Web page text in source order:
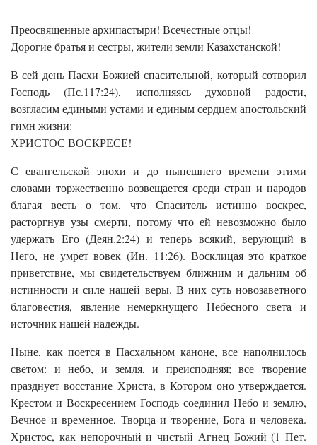
Преосвященные архипастыри! Всечестные отцы!
Дорогие братья и сестры, жители земли Казахстанской!
В сей день Пасхи Божией спасительной, который сотворил
Господь (Пс.117:24), исполняясь духовной радости,
возгласим едиными устами и единым сердцем апостольский
гимн жизни:
ХРИСТОС ВОСКРЕСЕ!
С евангельской эпохи и до нынешнего времени этими
словами торжественно возвещается среди стран и народов
благая весть о том, что Спаситель истинно воскрес,
расторгнув узы смерти, потому что ей невозможно было
удержать Его (Деян.2:24) и теперь всякий, верующий в
Него, не умрет вовек (Ин. 11:26). Восклицая это краткое
приветствие, мы свидетельствуем ближним и дальним об
истинности и силе нашей веры. В них суть новозаветного
благовестия, явление немеркнущего Небесного света и
источник нашей надежды.
Ныне, как поется в Пасхальном каноне, все наполнилось
светом: и небо, и земля, и преисподняя; все творение
празднует восстание Христа, в Котором оно утверждается.
Крестом и Воскресением Господь соединил Небо и землю,
Вечное и временное, Творца и творение, Бога и человека.
Христос, как непорочный и чистый Агнец Божий (1 Пет.